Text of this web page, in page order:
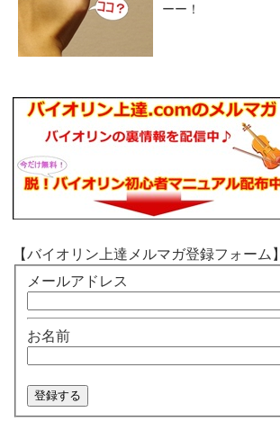
ーー！
【バイオリン上達メルマガ登録フォーム】
メールアドレス
お名前